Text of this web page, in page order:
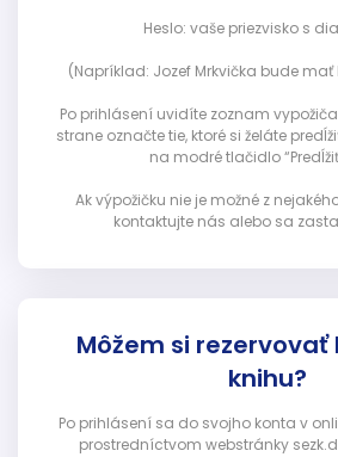
Heslo: vaše priezvisko s
(Napríklad: Jozef Mrkvička bude mať
Po prihlásení uvidíte zoznam
strane označte tie, ktoré si želáte
na modré tlačidlo
Ak výpožičku nie je možné z
kontaktujte nás alebo sa
Môžem si
knihu?
Po prihlásení sa do svojho konta v
prostredníctvom webstránky